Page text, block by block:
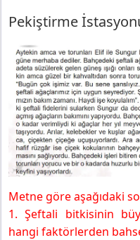
Pekiştirme
Metne göre aşağıdaki
1. Şeftali bitkisinin
hangi faktörlerden